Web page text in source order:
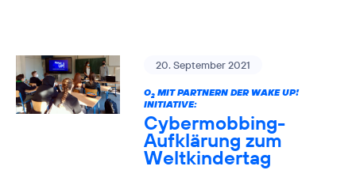
20. September 2021
O2MIT PARTNERN DER WAKE UP!
INITIATIVE:
Cybermobbing-
Aufklärung zum
Weltkindertag